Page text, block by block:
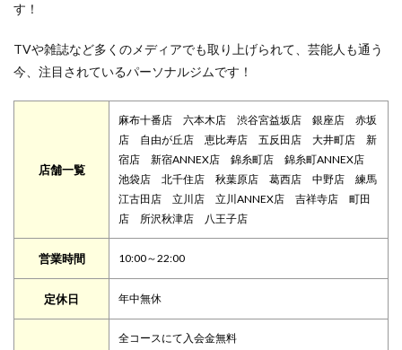
す！
TVや雑誌など多くのメディアでも取り上げられて、芸能人も通う
今、注目されているパーソナルジムです！
店舗一覧
麻布十番店 六本木店 渋谷宮益坂店 銀座店 赤坂
店 自由が丘店 恵比寿店 五反田店 大井町店 新
宿店 新宿ANNEX店 錦糸町店 錦糸町ANNEX店
池袋店 北千住店 秋葉原店 葛西店 中野店 練馬
江古田店 立川店 立川ANNEX店 吉祥寺店 町田
店 所沢秋津店 八王子店
営業時間 10:00～22:00
定休日 年中無休
全コースにて入会金無料